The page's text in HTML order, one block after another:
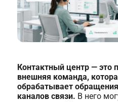
Контактный центр — это
внешняя команда,
обрабатывает
каналов связи. В него